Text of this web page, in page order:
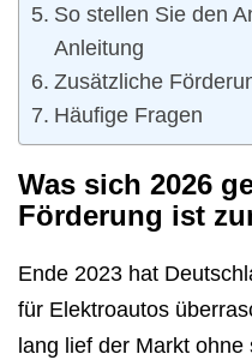
So stellen Sie den
Anleitung
Zusätzliche
Häufige Fragen
Was sich 2026
Förderung ist
Ende 2023 hat
für Elektroautos
lang lief der Markt